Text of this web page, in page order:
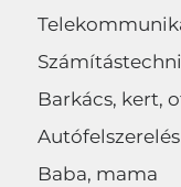
Barkács, kert,
Autófelszerelés
Baba, mama